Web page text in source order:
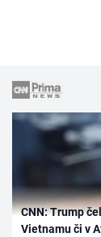
CNN: Trump
Vietnamu či v